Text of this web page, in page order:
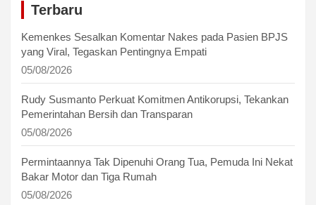
Terbaru
Kemenkes Sesalkan Komentar Nakes pada Pasien BPJS
yang Viral, Tegaskan Pentingnya Empati
05/08/2026
Rudy Susmanto Perkuat Komitmen Antikorupsi, Tekankan
Pemerintahan Bersih dan Transparan
05/08/2026
Permintaannya Tak Dipenuhi Orang Tua, Pemuda Ini Nekat
Bakar Motor dan Tiga Rumah
05/08/2026